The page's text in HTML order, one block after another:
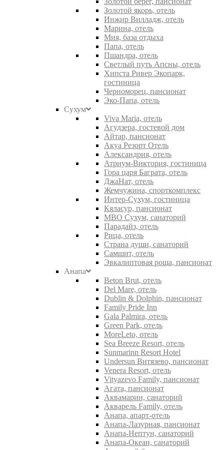
Золотой якорь, отель
Инжир Вилладж, отель
Марина, отель
Мия, база отдыха
Папа, отель
Пшандра, отель
Светлый путь Апсны, отель
Хипста Ривер Экопарк,
гостиница
Черноморец, пансионат
Эко-Папа, отель
Сухум
Viva Maria, отель
Агудзера, гостевой дом
Айтар, пансионат
Акуа Резорт Отель
Александрия, отель
Атриум-Виктория, гостиница
Гора царя Баграта, отель
ДжаНат, отель
Жемчужина, спорткомплекс
Интер-Сухум, гостиница
Кяласур, пансионат
МВО Сухум, санаторий
Парадайз, отель
Рица, отель
Страна души, санаторий
Самшит, отель
Эвкалиптовая роща, пансионат
Анапа
Beton Brut, отель
Del Mare, отель
Dublin & Dolphin, пансионат
Family Pride Inn
Gala Palmira, отель
Green Park, отель
MoreLeto, отель
Sea Breeze Resort, отель
Sunmarinn Resort Hotel
Undersun Витязево, пансионат
Venera Resort, отель
Vityazevo Family, пансионат
Агата, пансионат
Аквамарин, санаторий
Акварель Family, отель
Анапа, апарт-отель
Анапа-Лазурная, пансионат
Анапа-Нептун, санаторий
Анапа-Океан, санаторий